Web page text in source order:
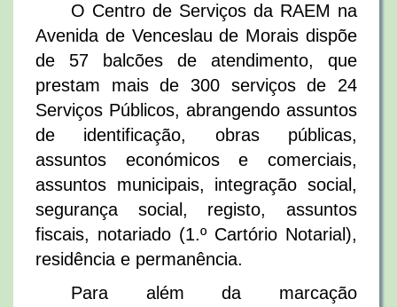
O Centro de Serviços da RAEM na
Avenida de Venceslau de Morais dispõe
de 57 balcões de atendimento, que
prestam mais de 300 serviços de 24
Serviços Públicos, abrangendo assuntos
de identificação, obras públicas,
assuntos económicos e comerciais,
assuntos municipais, integração social,
segurança social, registo, assuntos
fiscais, notariado (1.º Cartório Notarial),
residência e permanência.
Para além da marcação